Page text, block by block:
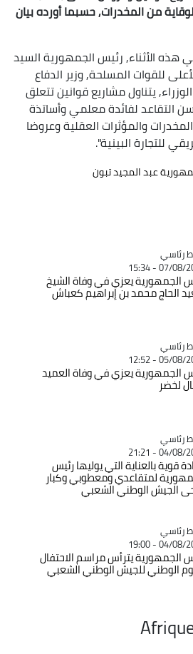
من المخدرات, حسبما أورده بيان
الأثناء, رئيس الجمهورية السيد
للقوات المسلحة, وزير الدفاع
يتناول مشاريع قوانين تتعلق
التقاعد لفائدة معلمي وأساتذة
والمؤثرات العقلية وعروضا
للتجارة البينية".
عبد المجيد تبون
07/08/
الجمهورية يعزي في وفاة الشيخ
الحاج محمد بن إبراهيم كعباش
05/08/
الجمهورية يعزي في وفاة العميد
لخضر
04/08/
قوية بالعناية التي يوليها رئيس
لمتقاعدي ومعطوبي وكبار
الجيش الوطني الشعبي
04/08/
الجمهورية يترأس مراسم الاحتفال
الوطني للجيش الوطني الشعبي